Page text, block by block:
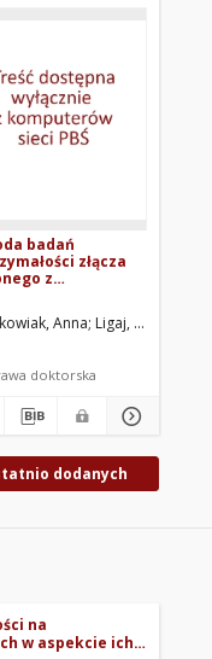
Piasecka, Izabela.
badań
złącza
z
"sandwich"
Anna Ligaj, Bogdan.
doktorska
dodanych
na
w aspekcie ich